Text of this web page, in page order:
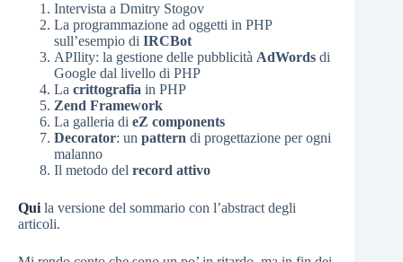
Intervista a Dmitry Stogov
La programmazione ad oggetti in PHP
sull’esempio di IRCBot
APIlity: la gestione delle pubblicità AdWords di
Google dal livello di PHP
La crittografia in PHP
Zend Framework
La galleria di eZ components
Decorator: un pattern di progettazione per ogni
malanno
Il metodo del record attivo
Qui la versione del sommario con l’abstract degli
articoli.